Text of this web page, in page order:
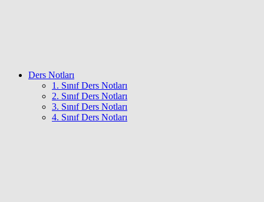
Ders Notları
1. Sınıf Ders Notları
2. Sınıf Ders Notları
3. Sınıf Ders Notları
4. Sınıf Ders Notları